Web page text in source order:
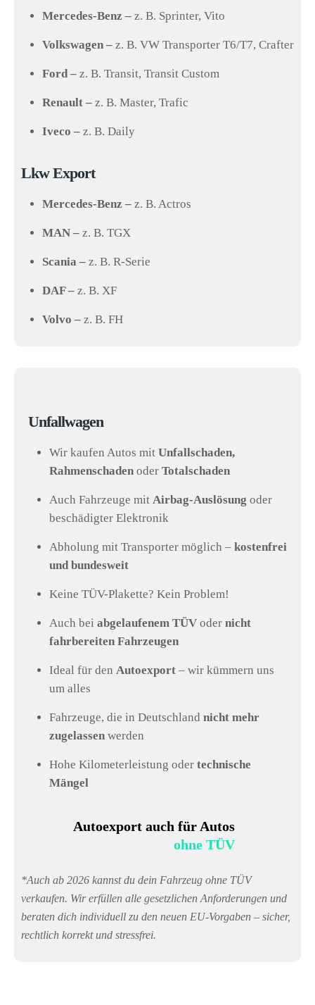
Mercedes-Benz – z. B. Sprinter, Vito
Volkswagen – z. B. VW Transporter T6/T7, Crafter
Ford – z. B. Transit, Transit Custom
Renault – z. B. Master, Trafic
Iveco – z. B. Daily
Lkw Export
Mercedes-Benz – z. B. Actros
MAN – z. B. TGX
Scania – z. B. R-Serie
DAF – z. B. XF
Volvo – z. B. FH
Unfallwagen
Wir kaufen Autos mit Unfallschaden,
Rahmenschaden oder Totalschaden
Auch Fahrzeuge mit Airbag-Auslösung oder
beschädigter Elektronik
Abholung mit Transporter möglich – kostenfrei
und bundesweit
Keine TÜV-Plakette? Kein Problem!
Auch bei abgelaufenem TÜV oder nicht
fahrbereiten Fahrzeugen
Ideal für den Autoexport – wir kümmern uns
um alles
Fahrzeuge, die in Deutschland nicht mehr
zugelassen werden
Hohe Kilometerleistung oder technische
Mängel
Autoexport auch für Autos
ohne TÜV
*Auch ab 2026 kannst du dein Fahrzeug ohne TÜV
verkaufen. Wir erfüllen alle gesetzlichen Anforderungen und
beraten dich individuell zu den neuen EU-Vorgaben – sicher,
rechtlich korrekt und stressfrei.